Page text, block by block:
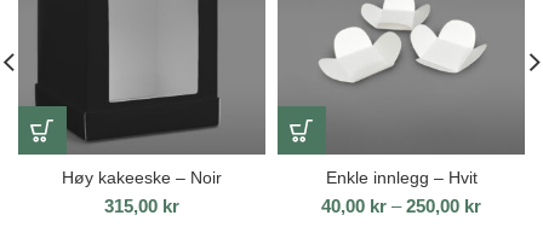
Høy kakeeske – Noir
315,00 kr
Enkle innlegg – Hvit
40,00 kr – 250,00 kr